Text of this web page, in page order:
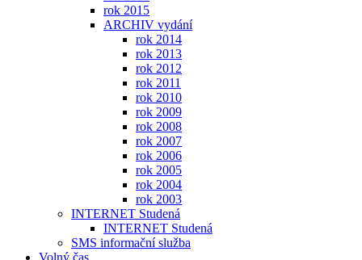
rok 2015
ARCHIV vydání
rok 2014
rok 2013
rok 2012
rok 2011
rok 2010
rok 2009
rok 2008
rok 2007
rok 2006
rok 2005
rok 2004
rok 2003
INTERNET Studená
INTERNET Studená
SMS informační služba
Volný čas